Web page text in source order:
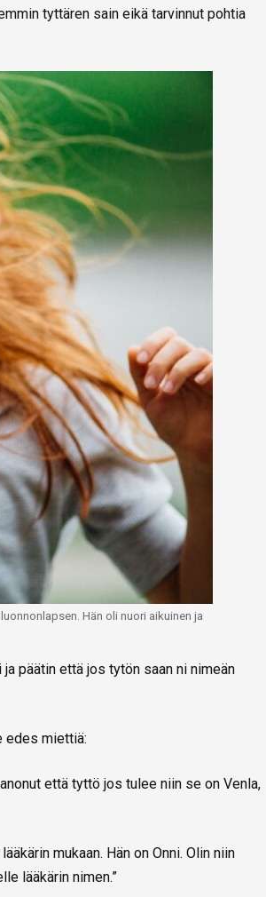
tyttären sain eikä tarvinnut pohtia
Hän oli nuori aikuinen ja
ja päätin että jos tytön saan ni nimeän
edes miettiä:
että tyttö jos tulee niin se on Venla,
mukaan. Hän on Onni. Olin niin
lääkärin nimen.”